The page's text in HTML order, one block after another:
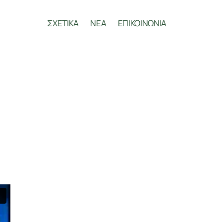
ΣΧΕΤΙΚΑ ΝΕΑ ΕΠΙΚΟΙΝΩΝΙΑ